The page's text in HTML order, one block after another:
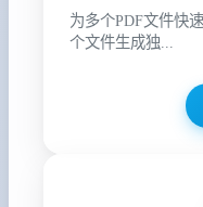
为多个PDF文件快
个文件生成独...